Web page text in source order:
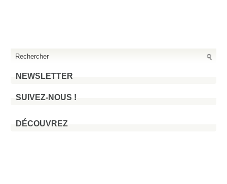
NEWSLETTER
SUIVEZ-NOUS !
DÉCOUVREZ